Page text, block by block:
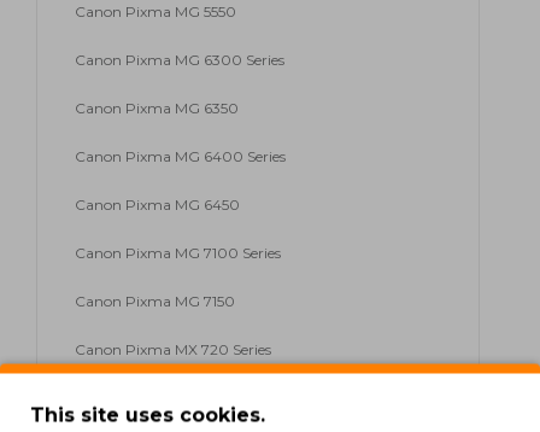
Canon Pixma MG 5550
Canon Pixma MG 6300 Series
Canon Pixma MG 6350
Canon Pixma MG 6400 Series
Canon Pixma MG 6450
Canon Pixma MG 7100 Series
Canon Pixma MG 7150
Canon Pixma MX 720 Series
This site uses cookies.